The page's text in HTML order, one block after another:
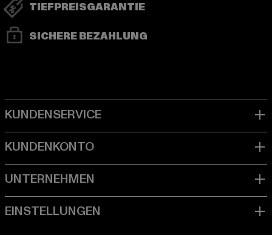
TIEFPREISGARANTIE
SICHERE BEZAHLUNG